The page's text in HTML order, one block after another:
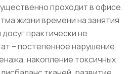
проходит в офисе.
жизни времени на занятия
практически не
– постепенное нарушение
накопление токсичных